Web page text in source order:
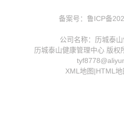
备案号： 鲁ICP备
公司名称：历城泰
历城泰山健康管理中心 版权
XML地图|HTML地